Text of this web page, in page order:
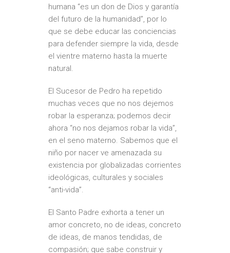
humana “es un don de Dios y garantía
del futuro de la humanidad”, por lo
que se debe educar las conciencias
para defender siempre la vida, desde
el vientre materno hasta la muerte
natural.
El Sucesor de Pedro ha repetido
muchas veces que no nos dejemos
robar la esperanza; podemos decir
ahora “no nos dejamos robar la vida”,
en el seno materno. Sabemos que el
niño por nacer ve amenazada su
existencia por globalizadas corrientes
ideológicas, culturales y sociales
“anti-vida”.
El Santo Padre exhorta a tener un
amor concreto, no de ideas, concreto
de ideas, de manos tendidas, de
compasión; que sabe construir y